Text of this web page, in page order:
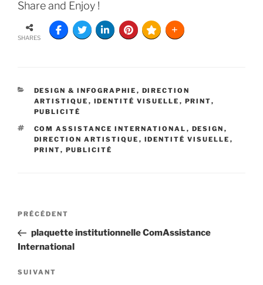
Share and Enjoy !
SHARES
DESIGN & INFOGRAPHIE , DIRECTION
ARTISTIQUE , IDENTITÉ VISUELLE , PRINT,
PUBLICITÉ
COM ASSISTANCE INTERNATIONAL , DESIGN ,
DIRECTION ARTISTIQUE , IDENTITÉ VISUELLE ,
PRINT, PUBLICITÉ
PRÉCÉDENT
plaquette institutionnelle ComAssistance
International
SUIVANT